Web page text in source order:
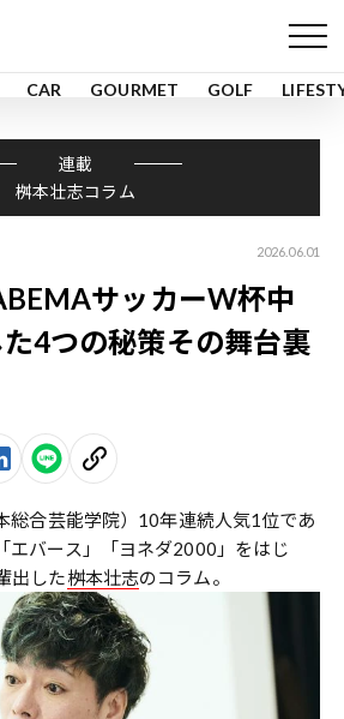
CAR GOURMET GOLF
連載
桝本壮志コラム
2026.06.01
サッカーW杯中
4つの秘策――その舞台裏
総合芸能学院）10年連続人気1位であ
エバース」「ヨネダ2000」をはじ
出した桝本壮志のコラム。